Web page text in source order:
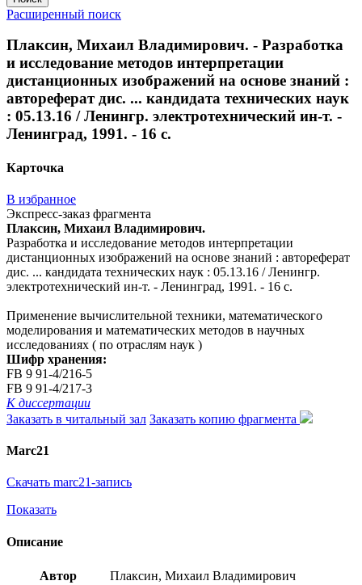
Расширенный поиск
Плаксин, Михаил Владимирович. - Разработка
и исследование методов интерпретации
дистанционных изображений на основе знаний :
автореферат дис. ... кандидата технических наук
: 05.13.16 / Ленингр. электротехнический ин-т. -
Ленинград, 1991. - 16 с.
Карточка
В избранное
Экспресс-заказ фрагмента
Плаксин, Михаил Владимирович.
Разработка и исследование методов интерпретации
дистанционных изображений на основе знаний : автореферат
дис. ... кандидата технических наук : 05.13.16 / Ленингр.
электротехнический ин-т. - Ленинград, 1991. - 16 с.
Применение вычислительной техники, математического
моделирования и математических методов в научных
исследованиях ( по отраслям наук )
Шифр хранения:
FB 9 91-4/216-5
FB 9 91-4/217-3
К диссертации
Заказать в читальный зал Заказать копию фрагмента
Marc21
Скачать marc21-запись
Показать
Описание
Автор Плаксин, Михаил Владимирович